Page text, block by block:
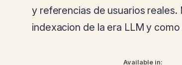
y referencias de usuarios
indexacion de la era LLM y
Available in: